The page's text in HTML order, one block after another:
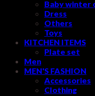
Baby winter
Dress
Others
Toys
KITCHEN ITEMS
Plate set
Men
MEN'S FASHION
Accessories
Clothing